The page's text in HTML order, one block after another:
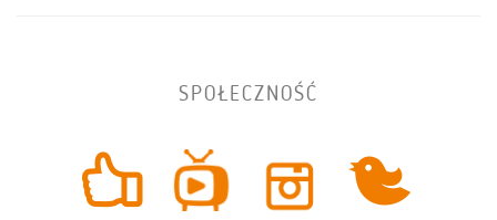
SPOŁECZNOŚĆ